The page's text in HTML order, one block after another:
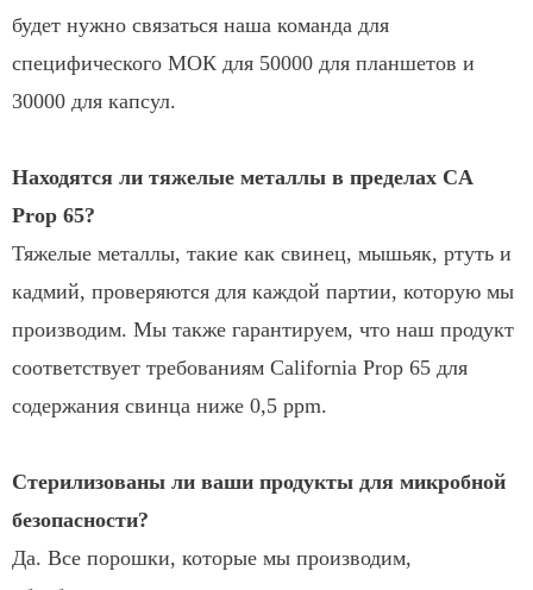
будет нужно связаться наша команда для
специфического МОК для 50000 для планшетов и
30000 для капсул.
Находятся ли тяжелые металлы в пределах CA
Prop 65?
Тяжелые металлы, такие как свинец, мышьяк, ртуть и
кадмий, проверяются для каждой партии, которую мы
производим. Мы также гарантируем, что наш продукт
соответствует требованиям California Prop 65 для
содержания свинца ниже 0,5 ppm.
Стерилизованы ли ваши продукты для микробной
безопасности?
Да. Все порошки, которые мы производим,